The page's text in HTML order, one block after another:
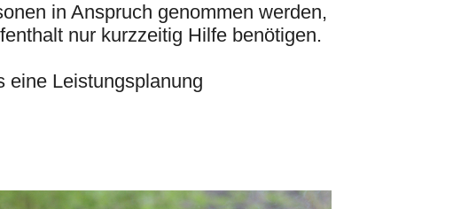
in Anspruch genommen werden,
nur kurzzeitig Hilfe benötigen.
eine Leistungsplanung